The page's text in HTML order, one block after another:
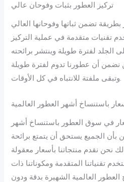
تركيز العطور بثبات وفوحان عالي
تضمن ثباتها وفوحانها العالي
تقنيات متقدمة في عملية التركيز
لفترة طويلة وينتشر برائحته
نضمن أن عطورنا تدوم لفترة طويلة
وتبقى ملفتة للانتباه في كل الأوقات.
باستنساخ أشهر العطور العالمية
في سوق العطور باستنساخ أشهر
بأن الجميع يستحق أن يتمتع برائحة
نحن نقدم منتجاتنا بأسعار معقولة
تقنياتنا المتقدمة ومكوناتنا ذات
العطور العالمية الشهيرة بدقة ودون